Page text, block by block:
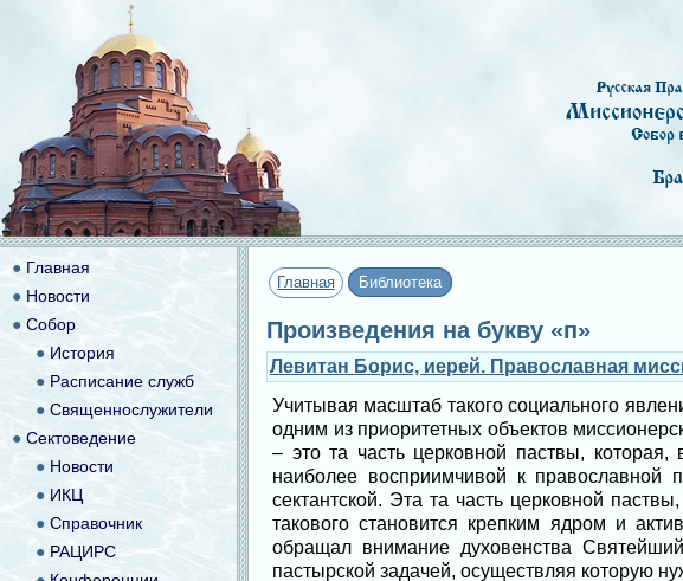
Главная Библиотека
Произведения на букву «п»
Левитан Борис, иерей. Православная
Учитывая масштаб такого социального
одним из приоритетных объектов
– это та часть церковной паствы, которая,
наиболее восприимчивой к
сектантской. Эта та часть церковной
такового становится крепким ядром и
обращал внимание духовенства
пастырской задачей, осуществляя которую
● Главная
● Новости
● Собор
● История
● Расписание служб
● Священнослужители
● Сектоведение
● Новости
●ИКЦ
● Справочник
● РАЦИРС